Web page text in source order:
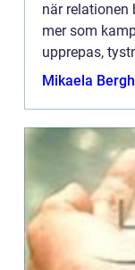
när relationen
mer som
upprepas,
Mikaela